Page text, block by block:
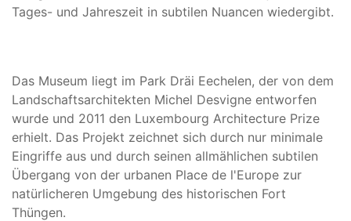
Tages- und Jahreszeit in subtilen Nuancen wiedergibt.
Das Museum liegt im Park Dräi Eechelen, der von dem
Landschaftsarchitekten Michel Desvigne entworfen
wurde und 2011 den Luxembourg Architecture Prize
erhielt. Das Projekt zeichnet sich durch nur minimale
Eingriffe aus und durch seinen allmählichen subtilen
Übergang von der urbanen Place de l'Europe zur
natürlicheren Umgebung des historischen Fort
Thüngen.